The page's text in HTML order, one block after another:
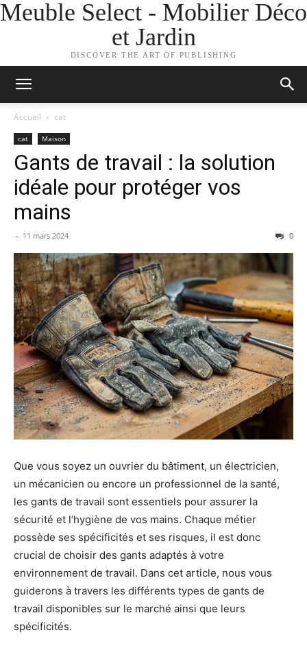
Meuble Select - Mobilier Déco
et Jardin
DISCOVER THE ART OF PUBLISHING
Accueil cat
cat Maison
Gants de travail : la solution
idéale pour protéger vos
mains
- 11 mars 2024 0
Que vous soyez un ouvrier du bâtiment, un électricien,
un mécanicien ou encore un professionnel de la santé,
les gants de travail sont essentiels pour assurer la
sécurité et l’hygiène de vos mains. Chaque métier
possède ses spécificités et ses risques, il est donc
crucial de choisir des gants adaptés à votre
environnement de travail. Dans cet article, nous vous
guiderons à travers les différents types de gants de
travail disponibles sur le marché ainsi que leurs
spécificités.